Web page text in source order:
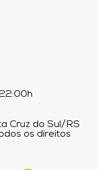
Cruz do Sul/RS
os direitos